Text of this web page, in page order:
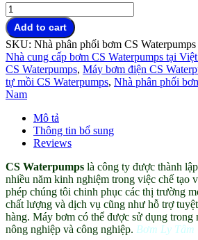
Bơm
Ly
Tâm
CS
Waterpumps
Italy
đại
lý
Nam
quantity
Add to cart
SKU: Nhà phân phối bơm CS
Nhà cung cấp bơm CS Waterpumps tại
CS Waterpumps, Máy bơm điện CS
tự mồi CS Waterpumps, Nhà phân phối
Nam
Mô tả
Thông tin bổ sung
Reviews
CS Waterpumps là công ty được thành
nhiều năm kinh nghiệm trong việc chế tạo
phép chúng tôi chinh phục các thị trường
chất lượng và dịch vụ cũng như hỗ trợ
hàng. Máy bơm có thể được sử dụng
nông nghiệp và công nghiệp. Bơm Ly Tâm